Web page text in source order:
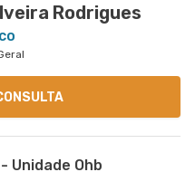
Rodrigues
Unidade Ohb